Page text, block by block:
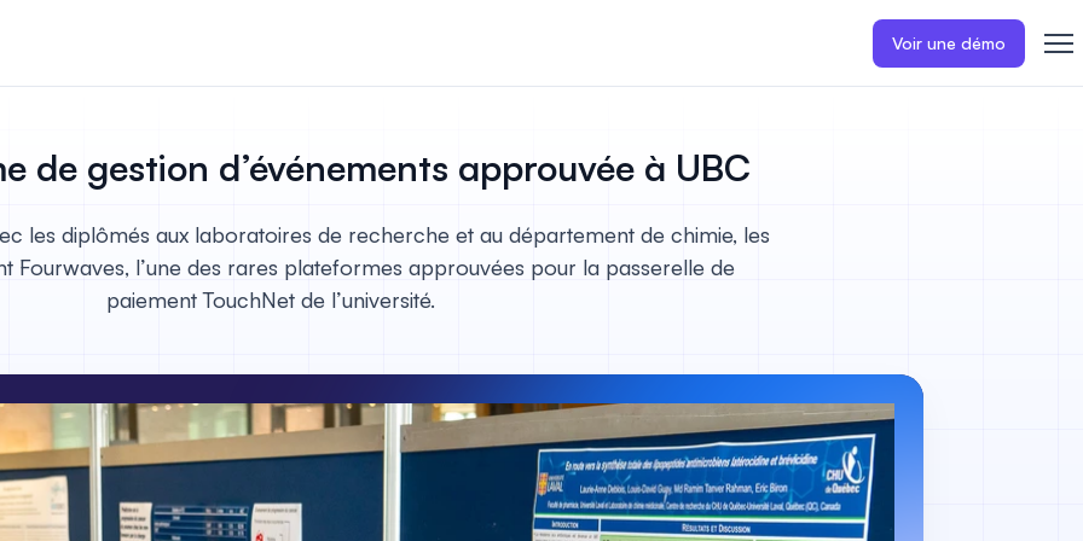
Voir une démo
et les
pour votre
les pairs
par les pairs.
de gestion d’événements approuvée à UBC
les diplômés aux laboratoires de recherche et au département de chimie, les
Fourwaves, l’une des rares plateformes approuvées pour la passerelle de
paiement TouchNet de l’université.